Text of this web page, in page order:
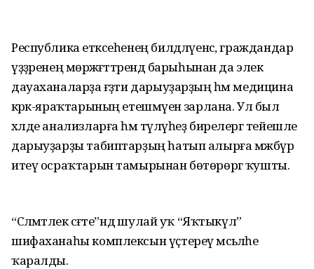
Республика етәксеһенең билдә­лә­үенсә, граждандар
үҙҙәренең мөрәжәғәттәрендә барыһынан да элек
дауаханаларҙа ғәҙәти дарыуҙарҙың һәм медицина
кәрәк-яраҡтарының етешмәүенә зарлана. Ул был
хәлде анализларға һәм түләүһеҙ бирелергә тейешле
дарыуҙарҙы табиптарҙың һатып алырға мәжбүр
итеү осраҡтарын тамырынан бөтөрөргә ҡушты.
“Сәләмәтлек сәғәте”ндә шулай уҡ “Яҡтыкүл”
шифаханаһы комплексын үҫтереү мәсьәләһе
ҡаралды.